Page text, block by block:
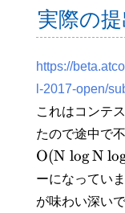
実際の提
https://
l-2017-open/
これはコンテ
たので途中で
O(N logN lo
ーになってい
が味わい深いで